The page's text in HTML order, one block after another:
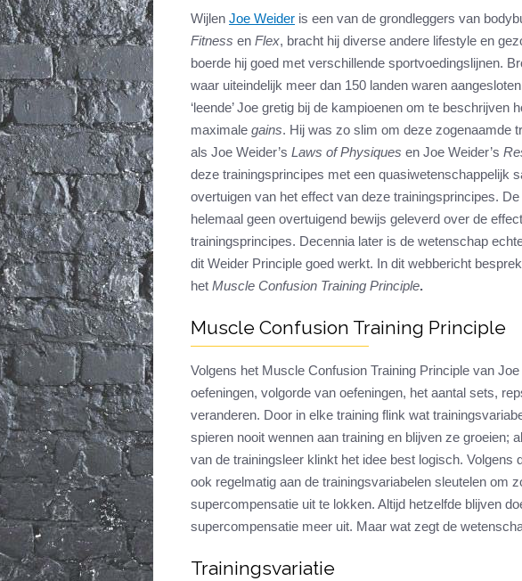
Cardiotraining
Combi van cardio
Trainingsfouten
Veel gestelde
Wijlen Joe Weider is een van de grondleggers van
Fitness en Flex, bracht hij diverse andere lifestyle en
boerde hij goed met verschillende sportvoedingslijnen.
waar uiteindelijk meer dan 150 landen waren
‘leende’ Joe gretig bij de kampioenen om te beschrijven
maximale gains. Hij was zo slim om deze zogenaamde
als Joe Weider’s Laws of Physiques en Joe Weider’s
deze trainingsprincipes met een quasiwetenschappelijk
overtuigen van het effect van deze trainingsprincipes.
helemaal geen overtuigend bewijs geleverd over de
trainingsprincipes. Decennia later is de wetenschap
dit Weider Principle goed werkt. In dit webbericht
het Muscle Confusion Training Principle.
Muscle Confusion Training Principle
Volgens het Muscle Confusion Training Principle van
oefeningen, volgorde van oefeningen, het aantal sets,
veranderen. Door in elke training flink wat
spieren nooit wennen aan training en blijven ze groeien;
van de trainingsleer klinkt het idee best logisch. Volgens
ook regelmatig aan de trainingsvariabelen sleutelen om
supercompensatie uit te lokken. Altijd hetzelfde blijven
supercompensatie meer uit. Maar wat zegt de
Trainingsvariatie